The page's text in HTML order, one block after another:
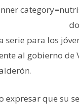
serie para los
al gobierno de
expresar que su